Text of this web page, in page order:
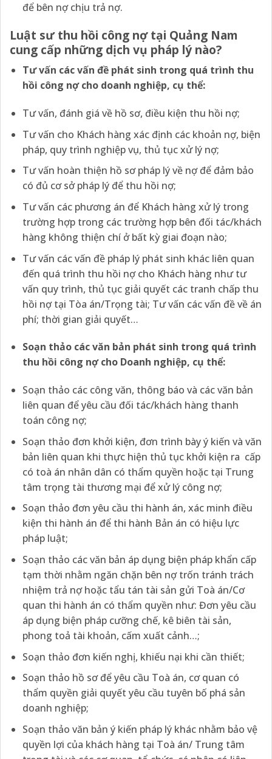
để bên nợ chịu trả nợ.
Luật sư thu hồi công nợ tại Quảng Nam
cung cấp những dịch vụ pháp lý nào?
Tư vấn các vấn đề phát sinh trong quá trình thu
hồi công nợ cho doanh nghiệp, cụ thể:
Tư vấn, đánh giá về hồ sơ, điều kiện thu hồi nợ;
Tư vấn cho Khách hàng xác định các khoản nợ, biện
pháp, quy trình nghiệp vụ, thủ tục xử lý nợ;
Tư vấn hoàn thiện hồ sơ pháp lý về nợ để đảm bảo
có đủ cơ sở pháp lý để thu hồi nợ;
Tư vấn các phương án để Khách hàng xử lý trong
trường hợp trong các trường hợp bên đối tác/khách
hàng không thiện chí ở bất kỳ giai đoạn nào;
Tư vấn các vấn đề pháp lý phát sinh khác liên quan
đến quá trình thu hồi nợ cho Khách hàng như tư
vấn quy trình, thủ tục giải quyết các tranh chấp thu
hồi nợ tại Tòa án/Trọng tài; Tư vấn các vấn đề về án
phí; thời gian giải quyết…
Soạn thảo các văn bản phát sinh trong quá trình
thu hồi công nợ cho Doanh nghiệp, cụ thể:
Soạn thảo các công văn, thông báo và các văn bản
liên quan để yêu cầu đối tác/khách hàng thanh
toán công nợ;
Soạn thảo đơn khởi kiện, đơn trình bày ý kiến và văn
bản liên quan khi thực hiện thủ tục khởi kiện ra cấp
có toà án nhân dân có thẩm quyền hoặc tại Trung
tâm trọng tài thương mại để xử lý công nợ;
Soạn thảo đơn yêu cầu thi hành án, xác minh điều
kiện thi hành án để thi hành Bản án có hiệu lực
pháp luật;
Soạn thảo các văn bản áp dụng biện pháp khẩn cấp
tạm thời nhằm ngăn chặn bên nợ trốn tránh trách
nhiệm trả nợ hoặc tẩu tán tài sản gửi Toà án/Cơ
quan thi hành án có thẩm quyền như: Đơn yêu cầu
áp dụng biện pháp cưỡng chế, kê biên tài sản,
phong toả tài khoản, cấm xuất cảnh…;
Soạn thảo đơn kiến nghị, khiếu nại khi cần thiết;
Soạn thảo hồ sơ để yêu cầu Toà án, cơ quan có
thẩm quyền giải quyết yêu cầu tuyên bố phá sản
doanh nghiệp;
Soạn thảo văn bản ý kiến pháp lý khác nhằm bảo vệ
quyền lợi của khách hàng tại Toà án/ Trung tâm